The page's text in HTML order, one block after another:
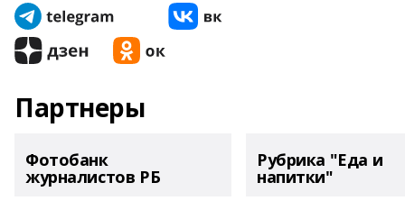
Партнеры
Фотобанк
журналистов РБ
Рубрика "Еда и
напитки"